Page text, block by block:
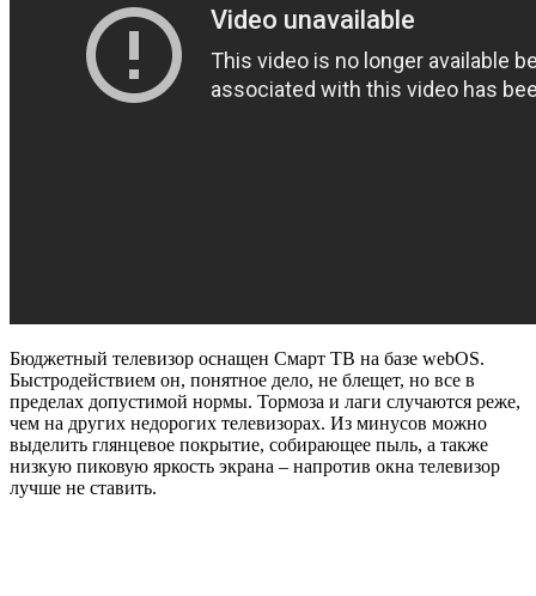
Бюджетный телевизор оснащен Смарт ТВ на базе webOS.
Быстродействием он, понятное дело, не блещет, но все в
пределах допустимой нормы. Тормоза и лаги случаются реже,
чем на других недорогих телевизорах. Из минусов можно
выделить глянцевое покрытие, собирающее пыль, а также
низкую пиковую яркость экрана – напротив окна телевизор
лучше не ставить.